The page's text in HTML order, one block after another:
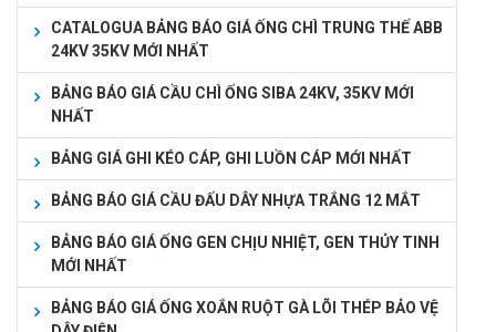
CATALOGUA BẢNG BÁO GIÁ ỐNG CHÌ TRUNG THẾ ABB
24KV 35KV MỚI NHẤT
BẢNG BÁO GIÁ CẦU CHÌ ỐNG SIBA 24KV, 35KV MỚI
NHẤT
BẢNG GIÁ GHI KÉO CÁP, GHI LUỒN CÁP MỚI NHẤT
BẢNG BÁO GIÁ CẦU ĐẤU DÂY NHỰA TRẮNG 12 MẮT
BẢNG BÁO GIÁ ỐNG GEN CHỊU NHIỆT, GEN THỦY TINH
MỚI NHẤT
BẢNG BÁO GIÁ ỐNG XOẮN RUỘT GÀ LÕI THÉP BẢO VỆ